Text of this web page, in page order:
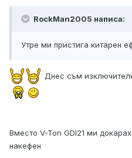
RockMan2005 написа:
Утре ми пристига китарен
Днес съм
Вместо V-Ton GDI21 ми
накефен